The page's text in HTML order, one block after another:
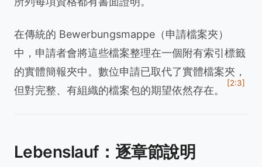
在傳統的 Bewerbungsmappe（申請檔案夾）
中，申請者會將這些檔案整理在一個附有索引標籤
的實體簡報夾中。數位申請已取代了實體檔案夾，
但對完整、有組織的檔案包的期望依然存在。
[2:3]
Lebenslauf：逐章節說明